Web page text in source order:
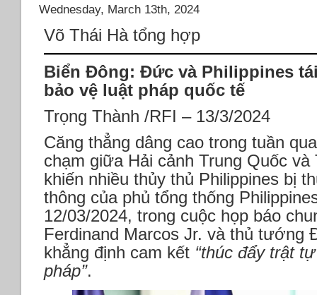
Wednesday, March 13th, 2024
Võ Thái Hà tổng hợp
Biển Đông: Đức và Philippines
bảo vệ luật pháp quốc tế
Trọng Thành /RFI – 13/3/2024
Căng thẳng dâng cao trong tuần
chạm giữa Hải cảnh Trung Quốc và
khiến nhiều thủy thủ Philippines bị
thông của phủ tổng thống
12/03/2024, trong cuộc họp báo
Ferdinand Marcos Jr. và thủ tướng
khẳng định cam kết ‘‘thúc đẩy trật
pháp’’.